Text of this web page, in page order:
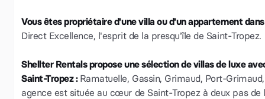
Vous êtes propriétaire d'une villa ou d'un appartement
Direct Excellence, l'esprit de la presqu'île de Saint-Tropez.
Shellter Rentals propose une sélection de villas de luxe
Saint-Tropez : Ramatuelle, Gassin, Grimaud, Port-
agence est située au cœur de Saint-Tropez à deux pas de